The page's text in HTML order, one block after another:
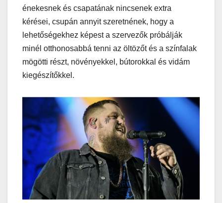
énekesnek és csapatának nincsenek extra
kérései, csupán annyit szeretnének, hogy a
lehetőségekhez képest a szervezők próbálják
minél otthonosabbá tenni az öltözőt és a színfalak
mögötti részt, növényekkel, bútorokkal és vidám
kiegészítőkkel.